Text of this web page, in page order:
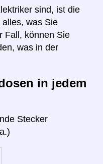
sind, ist die
was Sie
Fall, können Sie
was in der
in jedem
Stecker